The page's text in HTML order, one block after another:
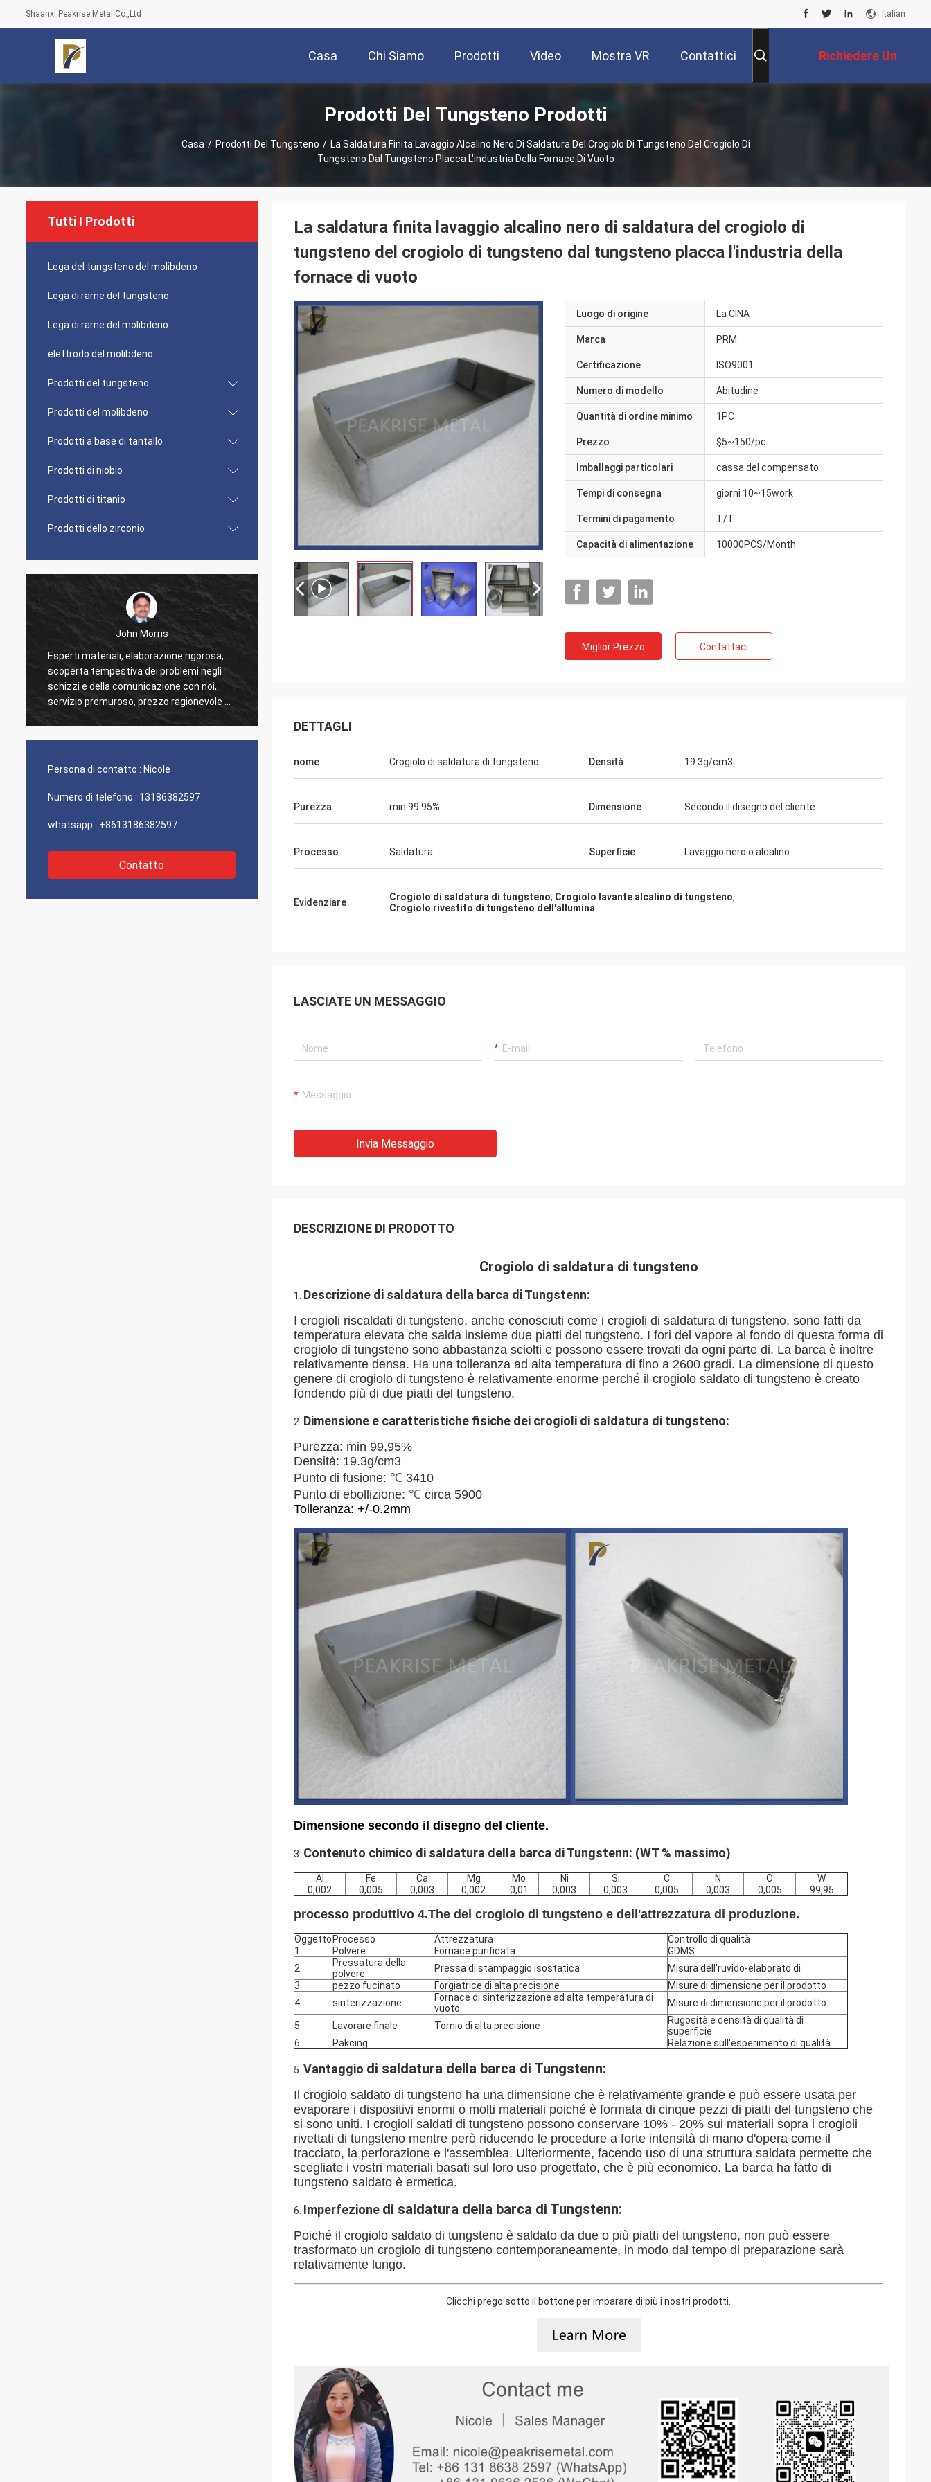
Shaanxi Peakrise Metal Co.,Ltd Italian
Casa Chi Siamo Prodotti Video Mostra VR Contattici Richiedere Un
Preventivo
Prodotti Del Tungsteno Prodotti
Casa / Prodotti Del Tungsteno / La Saldatura Finita Lavaggio Alcalino Nero Di Saldatura Del Crogiolo Di Tungsteno Del Crogiolo Di
Tungsteno Dal Tungsteno Placca L'industria Della Fornace Di Vuoto
Tutti I Prodotti
Lega del tungsteno del molibdeno
Lega di rame del tungsteno
Lega di rame del molibdeno
elettrodo del molibdeno
Prodotti del tungsteno
Prodotti del molibdeno
Prodotti a base di tantallo
Prodotti di niobio
Prodotti di titanio
Prodotti dello zirconio
John Morris
Esperti materiali, elaborazione rigorosa,
scoperta tempestiva dei problemi negli
schizzi e della comunicazione con noi,
servizio premuroso, prezzo ragionevole e
buona qualità, credo che abbiamo più
PETRA
con la comunicazione molto buona tutti i
Le merci hanno acquistato questo volta
Persona di contatto : Nicole
Numero di telefono : 13186382597
whatsapp : +8613186382597
Contatto
La saldatura finita lavaggio alcalino nero di saldatura del crogiolo di
tungsteno del crogiolo di tungsteno dal tungsteno placca l'industria della
fornace di vuoto
Luogo di origine La CINA
Marca PRM
Certificazione ISO9001
Numero di modello Abitudine
Quantità di ordine minimo 1PC
Prezzo $5~150/pc
Imballaggi particolari cassa del compensato
Tempi di consegna giorni 10~15work
Termini di pagamento T/T
Capacità di alimentazione 10000PCS/Month
Miglior Prezzo Contattaci
DETTAGLI
nome Crogiolo di saldatura di tungsteno Densità 19.3g/cm3
Purezza min.99.95% Dimensione Secondo il disegno del cliente
Processo Saldatura Superficie Lavaggio nero o alcalino
Evidenziare Crogiolo di saldatura di tungsteno, Crogiolo lavante alcalino di tungsteno,
Crogiolo rivestito di tungsteno dell'allumina
LASCIATE UN MESSAGGIO
Invia Messaggio
DESCRIZIONE DI PRODOTTO
Crogiolo di saldatura di tungsteno
1. Descrizione di saldatura della barca di Tungstenn:
I crogioli riscaldati di tungsteno, anche conosciuti come i crogioli di saldatura di tungsteno, sono fatti da
temperatura elevata che salda insieme due piatti del tungsteno. I fori del vapore al fondo di questa forma di
crogiolo di tungsteno sono abbastanza sciolti e possono essere trovati da ogni parte di. La barca è inoltre
relativamente densa. Ha una tolleranza ad alta temperatura di fino a 2600 gradi. La dimensione di questo
genere di crogiolo di tungsteno è relativamente enorme perché il crogiolo saldato di tungsteno è creato
fondendo più di due piatti del tungsteno.
2. Dimensione e caratteristiche fisiche dei crogioli di saldatura di tungsteno:
Purezza: min 99,95%
Densità: 19.3g/cm3
Punto di fusione: ℃ 3410
Punto di ebollizione: ℃ circa 5900
Tolleranza: +/-0.2mm
Dimensione secondo il disegno del cliente.
3. Contenuto chimico di saldatura della barca di Tungstenn: (WT % massimo)
Al Fe Ca Mg Mo Ni Si C N O
W
0,002
0,005 0,003 0,002 0,01 0,003 0,003 0,005 0,003 0,005 99,95
processo produttivo 4.The del crogiolo di tungsteno e dell'attrezzatura di produzione.
Oggetto Processo Attrezzatura
Controllo di qualità
1
Polvere Fornace purificata
GDMS
2
Pressatura della
polvere
Pressa di stampaggio isostatica
Misura dell'ruvido-elaborato di
3
pezzo fucinato Forgiatrice di alta precisione
Misure di dimensione per il prodotto
4
sinterizzazione
Fornace di sinterizzazione ad alta temperatura di
vuoto
Misure di dimensione per il prodotto
5 Lavorare finale Tornio di alta precisione
Rugosità e densità di qualità di
superficie
6
Pakcing Relazione sull'esperimento di qualità
5. Vantaggio di saldatura della barca di Tungstenn:
Il crogiolo saldato di tungsteno ha una dimensione che è relativamente grande e può essere usata per
evaporare i dispositivi enormi o molti materiali poiché è formata di cinque pezzi di piatti del tungsteno che
si sono uniti. I crogioli saldati di tungsteno possono conservare 10% - 20% sui materiali sopra i crogioli
rivettati di tungsteno mentre però riducendo le procedure a forte intensità di mano d'opera come il
tracciato, la perforazione e l'assemblea. Ulteriormente, facendo uso di una struttura saldata permette che
scegliate i vostri materiali basati sul loro uso progettato, che è più economico. La barca ha fatto di
tungsteno saldato è ermetica.
6. Imperfezione di saldatura della barca di Tungstenn:
Poiché il crogiolo saldato di tungsteno è saldato da due o più piatti del tungsteno, non può essere
trasformato un crogiolo di tungsteno contemporaneamente, in modo dal tempo di preparazione sarà
relativamente lungo.
Clicchi prego sotto il bottone per imparare di più i nostri prodotti.